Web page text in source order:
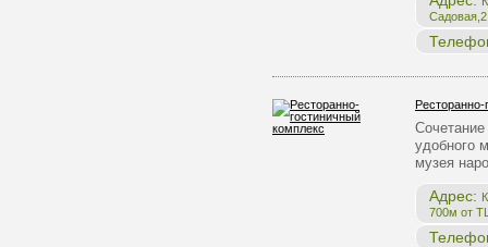
удобного
музея
Адрес:
700м от